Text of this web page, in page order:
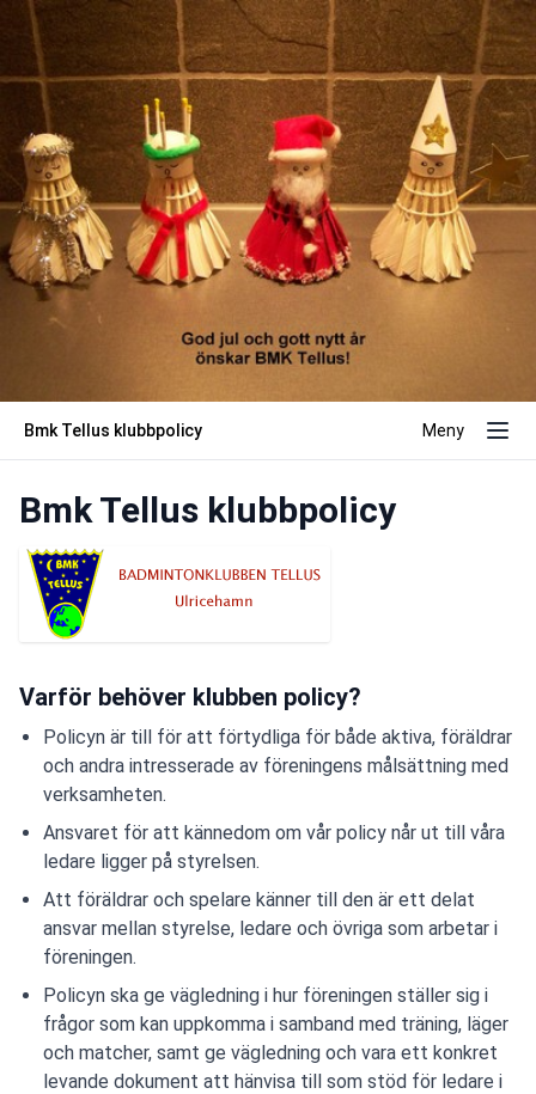
Bmk Tellus klubbpolicy Meny
Bmk Tellus klubbpolicy
Varför behöver klubben policy?
Policyn är till för att förtydliga för både aktiva, föräldrar
och andra intresserade av föreningens målsättning med
verksamheten.
Ansvaret för att kännedom om vår policy når ut till våra
ledare ligger på styrelsen.
Att föräldrar och spelare känner till den är ett delat
ansvar mellan styrelse, ledare och övriga som arbetar i
föreningen.
Policyn ska ge vägledning i hur föreningen ställer sig i
frågor som kan uppkomma i samband med träning, läger
och matcher, samt ge vägledning och vara ett konkret
levande dokument att hänvisa till som stöd för ledare i